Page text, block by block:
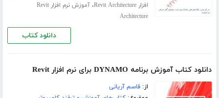
افزار Revit Architecture
،
آموزش نرم افزار Revit
Architecture
دانلود کتاب
دانلود کتاب آموزش برنامه DYNAMO برای نرم افزار Revit
از:قاسم آریانی